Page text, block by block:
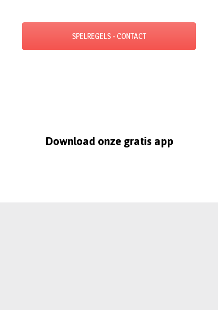
SPELREGELS - CONTACT
Download onze gratis app